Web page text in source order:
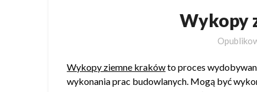
Wykopy
Wykopy ziemne krakówto proces
wykonania prac budowlanych. Mogą być